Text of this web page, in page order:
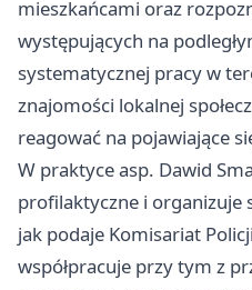
mieszkańcami oraz
występujących na
systematycznej pracy w
znajomości lokalnej
reagować na pojawiające
W praktyce asp. Dawid
profilaktyczne i
jak podaje Komisariat
współpracuje przy tym z